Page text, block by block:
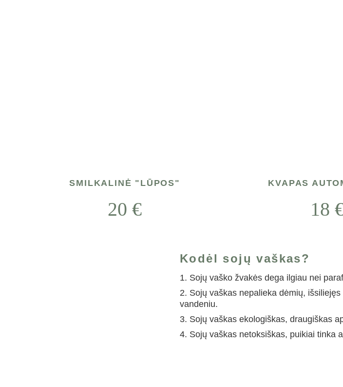
SMILKALINĖ "LŪPOS"
20 €
KVAPAS
18
Kodėl sojų vaškas?
1. Sojų vaško žvakės dega ilgiau nei
2. Sojų vaškas nepalieka dėmių,
vandeniu.
3. Sojų vaškas ekologiškas, draugiškas
4. Sojų vaškas netoksiškas, puikiai tinka